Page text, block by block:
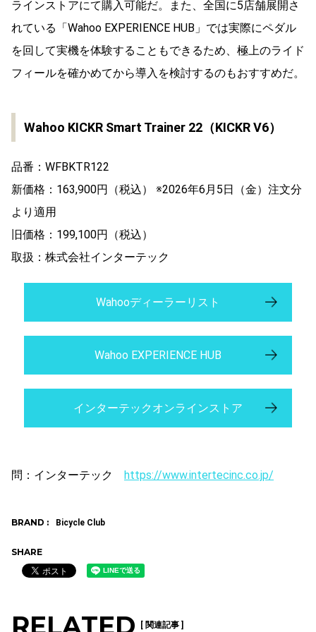
ラインストアにて購入可能だ。また、全国に5店舗展開さ
れている「Wahoo EXPERIENCE HUB」では実際にペダル
を回して実機を体験することもできるため、極上のライド
フィールを確かめてから導入を検討するのもおすすめだ。
Wahoo KICKR Smart Trainer 22（KICKR V6）
品番：WFBKTR122
新価格：163,900円（税込） ※2026年6月5日（金）注文分
より適用
旧価格：199,100円（税込）
取扱：株式会社インターテック
Wahooディーラーリスト
Wahoo EXPERIENCE HUB
インターテックオンラインストア
問：インターテック https://www.intertecinc.co.jp/
BRAND : Bicycle Club
SHARE
RELATED [ 関連記事 ]